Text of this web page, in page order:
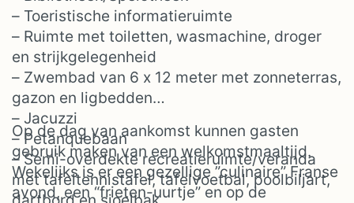
– Toeristische informatieruimte
– Ruimte met toiletten, wasmachine, droger
en strijkgelegenheid
– Zwembad van 6 x 12 meter met zonneterras,
gazon en ligbedden
– Jacuzzi
– Petanquebaan
– Semi-overdekte recreatieruimte/veranda
met tafeltennistafel, tafelvoetbal, poolbiljart,
Op de dag van aankomst kunnen gasten
gebruik maken van een welkomstmaaltijd.
Wekelijks is er een gezellige ”culinaire” Franse
avond, een “frieten-uurtje” en op de